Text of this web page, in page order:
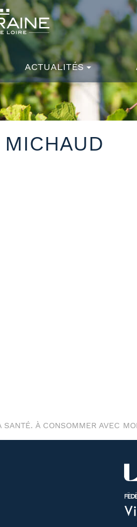
ACTUALITÉS
SANTÉ. À CONSOMMER AVEC